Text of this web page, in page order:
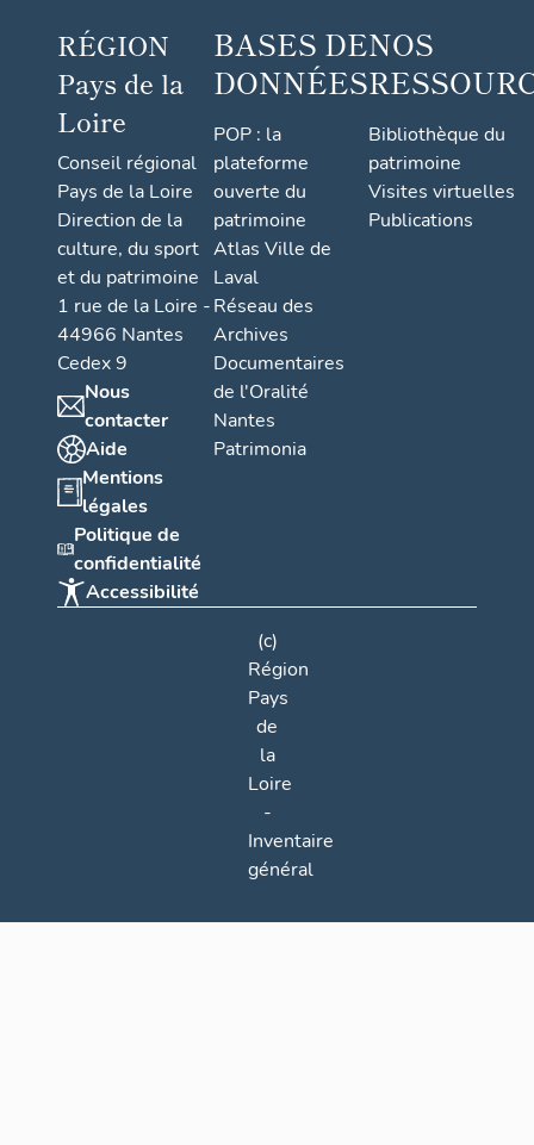
RÉGION
Pays de la
Loire
Conseil régional
Pays de la Loire
Direction de la
culture, du sport
et du patrimoine
1 rue de la Loire -
44966 Nantes
Cedex 9
Nous
contacter
Aide
Mentions
légales
Politique de
confidentialité
Accessibilité
BASES DE
DONNÉES
POP : la
plateforme
ouverte du
patrimoine
Atlas Ville de
Laval
Réseau des
Archives
Documentaires
de l'Oralité
Nantes
Patrimonia
NOS
Bibliothèque du
patrimoine
Visites virtuelles
Publications
(c)
Région
Pays
de
la
Loire
-
Inventaire
général